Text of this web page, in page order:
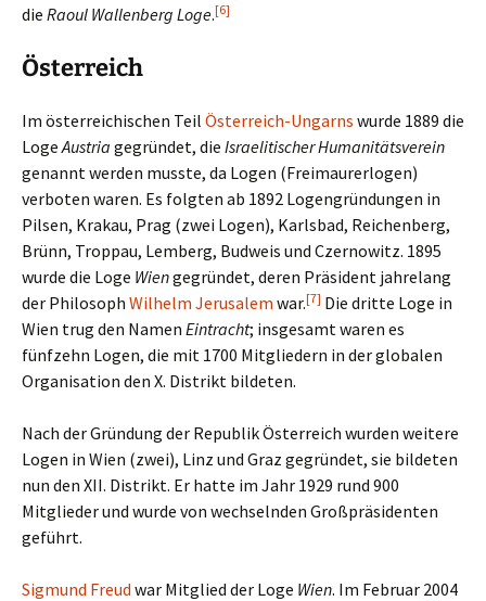
die Raoul Wallenberg Loge.[6]
Österreich
Im österreichischen Teil Österreich-Ungarns wurde 1889 die
LogeAustria gegründet, die Israelitischer Humanitätsverein
genannt werden musste, da Logen (Freimaurerlogen)
verboten waren. Es folgten ab 1892 Logengründungen in
Pilsen, Krakau, Prag (zwei Logen), Karlsbad, Reichenberg,
Brünn, Troppau, Lemberg, Budweis und Czernowitz. 1895
wurde die Loge Wiengegründet, deren Präsident jahrelang
der Philosoph Wilhelm Jerusalem war.[7] Die dritte Loge in
Wien trug den Namen Eintracht; insgesamt waren es
fünfzehn Logen, die mit 1700 Mitgliedern in der globalen
Organisation den X. Distrikt bildeten.
Nach der Gründung der Republik Österreich wurden weitere
Logen in Wien (zwei), Linz und Graz gegründet, sie bildeten
nun den XII. Distrikt. Er hatte im Jahr 1929 rund 900
Mitglieder und wurde von wechselnden Großpräsidenten
geführt.
Sigmund Freud war Mitglied der Loge Wien. Im Februar 2004